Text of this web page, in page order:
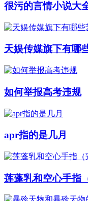
很污的言情小说大
天娱传媒旗下有哪
如何举报高考违规
apr指的是几月
莲蓬乳和空心手指